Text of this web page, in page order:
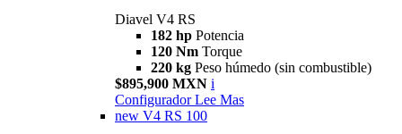
Diavel V4 RS
182 hp Potencia
120 Nm Torque
220 kg Peso húmedo (sin combustible)
$895,900 MXN i
Configurador Lee Mas
new V4 RS 100